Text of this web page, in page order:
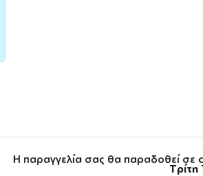
Η παραγγελία σας θα παραδοθεί σε